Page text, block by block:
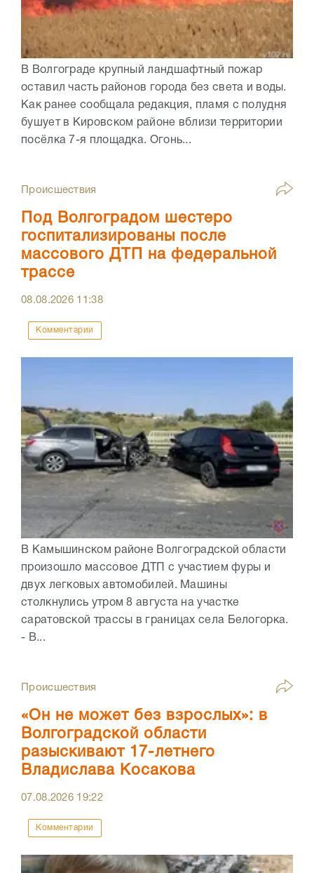
В Волгограде крупный ландшафтный пожар
оставил часть районов города без света и воды.
Как ранее сообщала редакция, пламя с полудня
бушует в Кировском районе вблизи территории
посёлка 7-я площадка. Огонь...
Происшествия
Под Волгоградом шестеро
госпитализированы после
массового ДТП на федеральной
трассе
08.08.2026 11:38
Комментарии
В Камышинском районе Волгоградской области
произошло массовое ДТП с участием фуры и
двух легковых автомобилей. Машины
столкнулись утром 8 августа на участке
саратовской трассы в границах села Белогорка.
- В...
Происшествия
«Он не может без взрослых»: в
Волгоградской области
разыскивают 17-летнего
Владислава Косакова
07.08.2026 19:22
Комментарии